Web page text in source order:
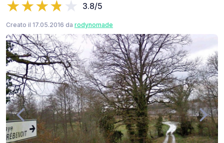
3.8/5
Creato il 17.05.2016 da rodynomade